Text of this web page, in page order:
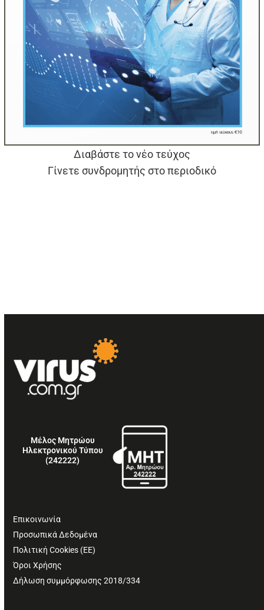
Διαβάστε το νέο τεύχος
Γίνετε συνδρομητής στο περιοδικό
Μέλος Μητρώου
Ηλεκτρονικού Τύπου
(242222)
Επικοινωνία
Προσωπικά Δεδομένα
Πολιτική Cookies (ΕΕ)
Όροι Χρήσης
Δήλωση συμμόρφωσης 2018/334